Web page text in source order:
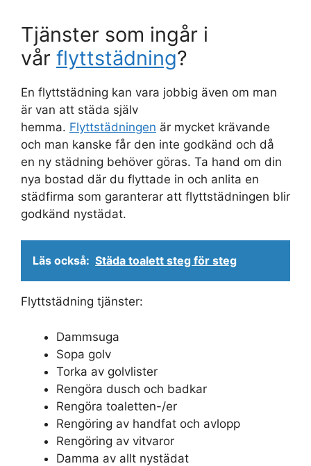
Tjänster som ingår i
vår flyttstädning?
En flyttstädning kan vara jobbig även om man
är van att städa själv
hemma. Flyttstädningen är mycket krävande
och man kanske får den inte godkänd och då
en ny städning behöver göras. Ta hand om din
nya bostad där du flyttade in och anlita en
städfirma som garanterar att flyttstädningen blir
godkänd nystädat.
Läs också: Städa toalett steg för steg
Flyttstädning tjänster:
Dammsuga
Sopa golv
Torka av golvlister
Rengöra dusch och badkar
Rengöra toaletten-/er
Rengöring av handfat och avlopp
Rengöring av vitvaror
Damma av allt nystädat